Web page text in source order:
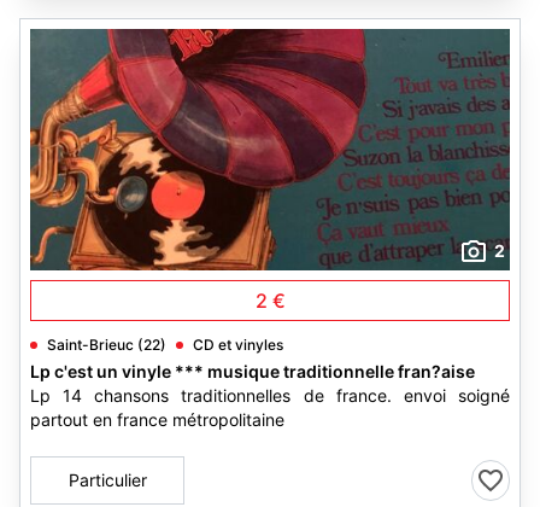
2
2 €
Saint-Brieuc (22) CD et vinyles
Lp c'est un vinyle *** musique traditionnelle fran?aise
Lp 14 chansons traditionnelles de france. envoi soigné
partout en france métropolitaine
Particulier